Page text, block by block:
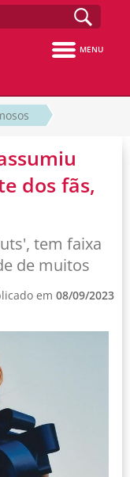
MENU
dos fãs,
tem faixa
de muitos
em 08/09/2023